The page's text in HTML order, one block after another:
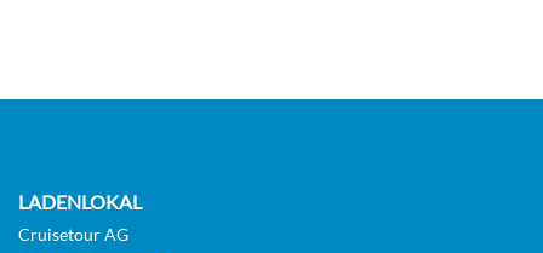
LADENLOKAL
Cruisetour AG